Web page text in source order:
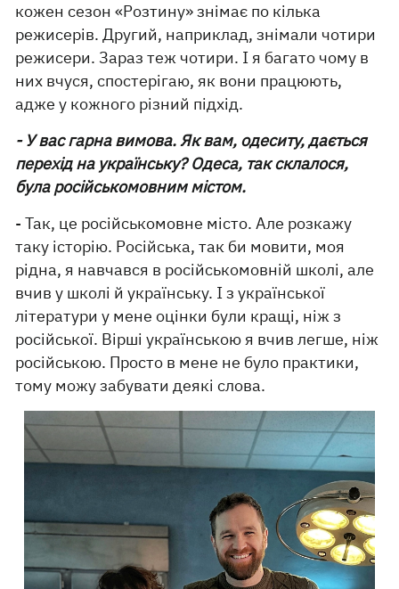
кожен сезон «Розтину» знімає по кілька
режисерів. Другий, наприклад, знімали чотири
режисери. Зараз теж чотири. І я багато чому в
них вчуся, спостерігаю, як вони працюють,
адже у кожного різний підхід.
- У вас гарна вимова. Як вам, одеситу, дається
перехід на українську? Одеса, так склалося,
була російськомовним містом.
- Так, це російськомовне місто. Але розкажу
таку історію. Російська, так би мовити, моя
рідна, я навчався в російськомовній школі, але
вчив у школі й українську. І з української
літератури у мене оцінки були кращі, ніж з
російської. Вірші українською я вчив легше, ніж
російською. Просто в мене не було практики,
тому можу забувати деякі слова.